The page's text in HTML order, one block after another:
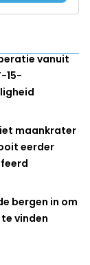
vanuit
15-
maankrater
eerder
bergen in om
vinden